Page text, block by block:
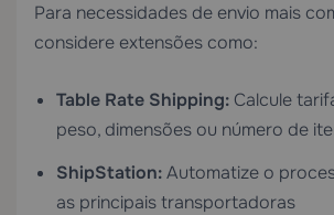
Para necessidades de envio mais
considere extensões como:
Table Rate Shipping: Calcule
peso, dimensões ou número de
ShipStation:Automatize o
as principais transportadoras